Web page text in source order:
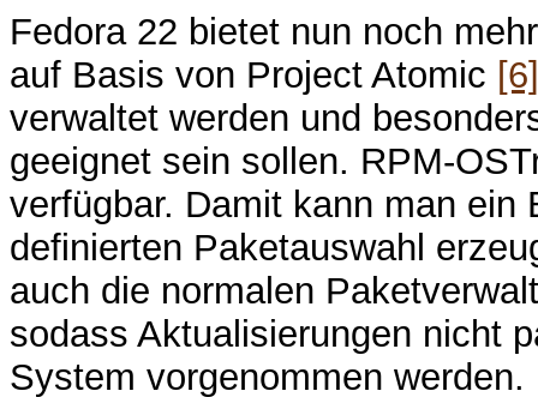
Fedora 22 bietet nun noch
auf Basis von Project Atomic [6]
verwaltet werden und
geeignet sein sollen. RPM-
verfügbar. Damit kann man
definierten Paketauswahl
auch die normalen
sodass Aktualisierungen nicht
System vorgenommen